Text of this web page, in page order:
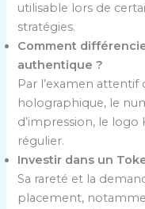
utilisable lors de
stratégies.
Comment
authentique ?
Par l’examen attentif
holographique, le
d’impression, le
régulier.
Investir dans un
Sa rareté et la
placement,